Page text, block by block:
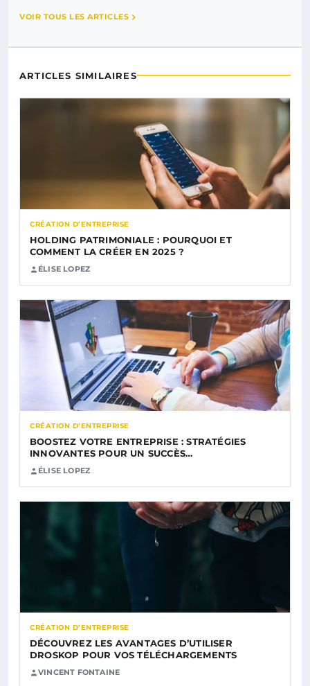
VOIR TOUS LES ARTICLES
ARTICLES SIMILAIRES
CRÉATION D’ENTREPRISE
HOLDING PATRIMONIALE : POURQUOI ET
COMMENT LA CRÉER EN 2025 ?
ÉLISE LOPEZ
CRÉATION D’ENTREPRISE
BOOSTEZ VOTRE ENTREPRISE : STRATÉGIES
INNOVANTES POUR UN SUCCÈS…
ÉLISE LOPEZ
CRÉATION D’ENTREPRISE
DÉCOUVREZ LES AVANTAGES D’UTILISER
DROSKOP POUR VOS TÉLÉCHARGEMENTS
VINCENT FONTAINE